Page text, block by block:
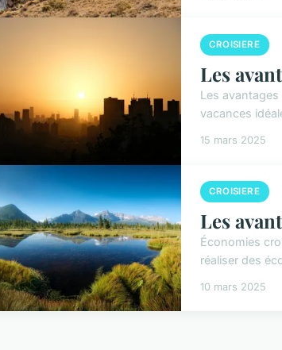
CROISIERE
Les
Les
vacances
15 mars 2025
CROISIERE
Les
Économies
réaliser des
10 mars 2025